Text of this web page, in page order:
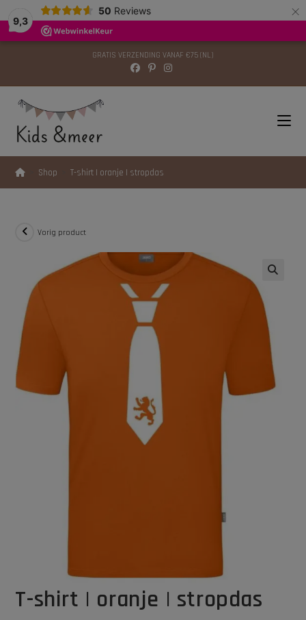
9,3
50 Reviews ×
GRATIS VERZENDING VANAF €75 (NL)
Shop T-shirt | oranje | stropdas
Vorig product
T-shirt | oranje | stropdas